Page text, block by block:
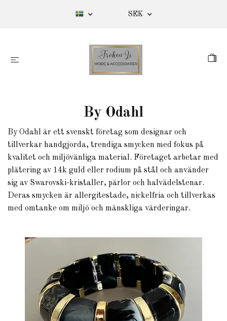
SEK
By Odahl
By Odahl är ett svenskt företag som designar och
tillverkar handgjorda, trendiga smycken med fokus på
kvalitet och miljövänliga material. Företaget arbetar med
plätering av 14k guld eller rodium på stål och använder
sig av Swarovski-kristaller, pärlor och halvädelstenar.
Deras smycken är allergitestade, nickelfria och tillverkas
med omtanke om miljö och mänskliga värderingar.